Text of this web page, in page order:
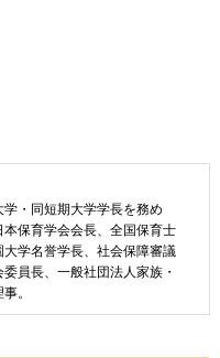
・同短期大学学長を務め
保育学会会長、全国保育士
学名誉学長、社会保障審議
員長、一般社団法人家族・
。